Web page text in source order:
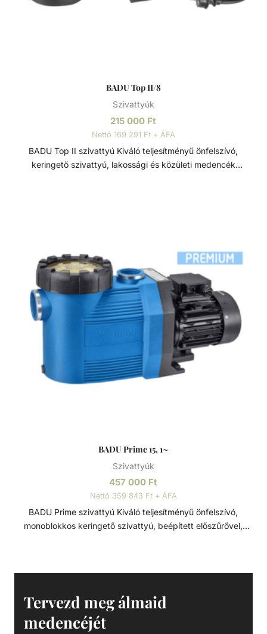
BADU Top II/8
Szivattyúk
215 000 Ft
Nettó 169 291 Ft + ÁFA
BADU Top II szivattyú Kiváló teljesítményű önfelszívó,
keringető szivattyú, lakossági és közületi medencék
előszűrővel (3l). Polikarbonát átlátszó fedéllel rendelkezik.
Sósvizes (elektrolizis) rendszerekhez telepíthető max. 5gr/l
só koncetrációig. Alkalmazási terület Úszómedence
vízkeringetés szűrőrendszeren keresztül. A szivattyú
beépíthető max. 2 m-el a vízszint felett, vagy max. 3 m-el
- Polikarbonát átlátszó fedél - Sósvizes (elektrolizis)
rendszerekhez telepíthető max. 5gr/l só koncetrációig
BADU Prime 15, 1~
Szivattyúk
457 000 Ft
Nettó 359 843 Ft + ÁFA
BADU Prime szivattyú Kiváló teljesítményű önfelszívó,
monoblokkos keringető szivattyú, beépített előszűrővel,
Működési tartomány: 14 m3/h H=10m - Tápfeszültség: 230
V
Tervezd meg álmaid
medencéjét